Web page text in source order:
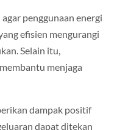
penggunaan energi
efisien mengurangi
Selain itu,
menjaga
dampak positif
dapat ditekan